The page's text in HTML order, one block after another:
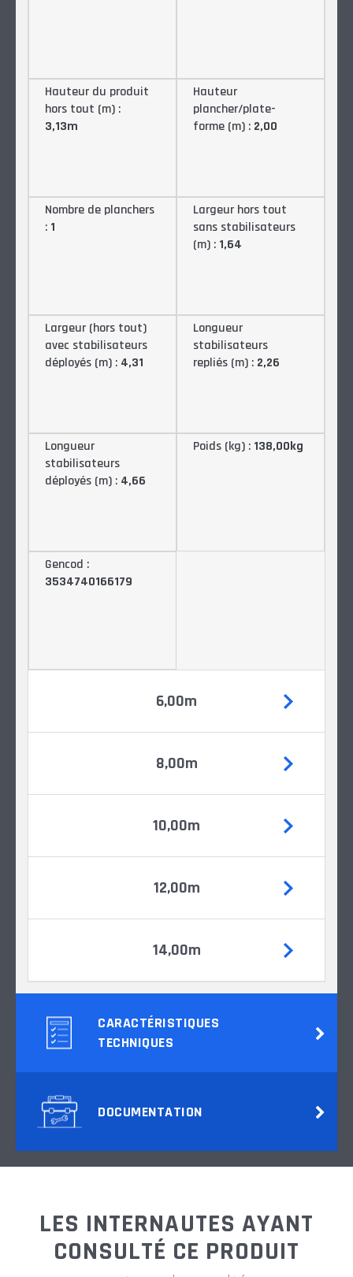
Hauteur du produit
hors tout (m) :
3,13m
Hauteur
plancher/plate-
forme (m) : 2,00
Nombre de planchers
: 1
Largeur hors tout
sans stabilisateurs
(m) : 1,64
Largeur (hors tout)
avec stabilisateurs
déployés (m) : 4,31
Longueur
stabilisateurs
repliés (m) : 2,26
Longueur
stabilisateurs
déployés (m) : 4,66
Poids (kg) : 138,00kg
Gencod :
3534740166179
6,00m
8,00m
10,00m
12,00m
14,00m
CARACTÉRISTIQUES
TECHNIQUES
DOCUMENTATION
LES INTERNAUTES AYANT
CONSULTÉ CE PRODUIT